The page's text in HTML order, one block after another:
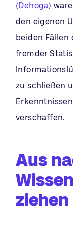
(Dehoga)
den eigenen
beiden Fällen
fremder
zu schließen
verschaffen.
Aus
ziehen